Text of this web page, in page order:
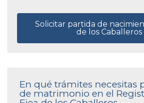
Solicitar partida de
de los Caballeros
En qué trámites necesitas
de matrimonio en el